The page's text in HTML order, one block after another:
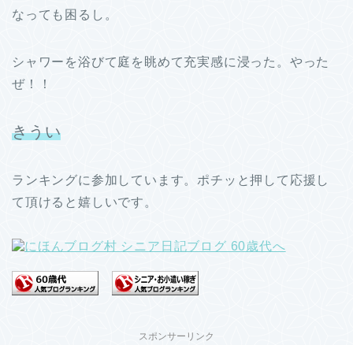
なっても困るし。
シャワーを浴びて庭を眺めて充実感に浸った。やった
ぜ！！
きうい
ランキングに参加しています。ポチッと押して応援し
て頂けると嬉しいです。
スポンサーリンク